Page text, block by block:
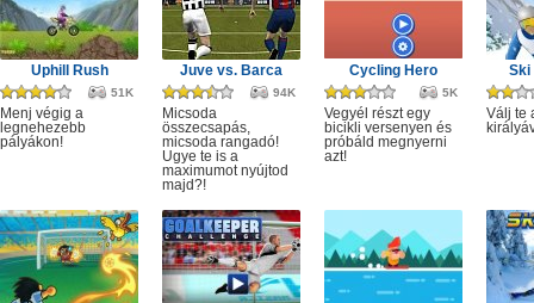
Uphill Rush
51K
Menj végig a
legnehezebb
pályákon!
Juve vs. Barca
94K
Micsoda
összecsapás,
micsoda rangadó!
Ugye te is a
maximumot nyújtod
majd?!
Cycling Hero
5K
Vegyél részt egy
bicikli versenyen és
próbáld megnyerni
azt!
Ski
Válj te